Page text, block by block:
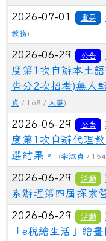
2026-07-01 重要
教務)
2026-06-29 公告
度第1次自辦本土
告分2次招考)無人
貞 / 168 / 人事)
2026-06-29 公告
度第1次自辦代理
選結果。
(李淑貞 /
2026-06-29 活動
系辦理第四屆探索
2026-06-29 活動
「e稅繪生活」繪